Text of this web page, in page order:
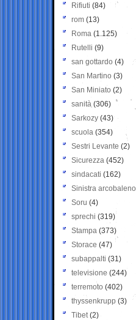
Rifiuti (84)
rom (13)
Roma (1.125)
Rutelli (9)
san gottardo (4)
San Martino (3)
San Miniato (2)
sanità (306)
Sarkozy (43)
scuola (354)
Sestri Levante (2)
Sicurezza (452)
sindacati (162)
Sinistra arcobaleno
Soru (4)
sprechi (319)
Stampa (373)
Storace (47)
subappalti (31)
televisione(244)
terremoto (402)
thyssenkrupp (3)
Tibet(2)